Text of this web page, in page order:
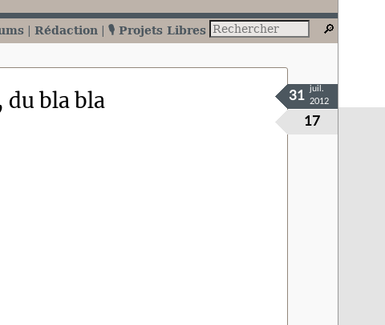
Rédaction 🎙️ Projets Libres
du bla bla
17
31
juil.
2012